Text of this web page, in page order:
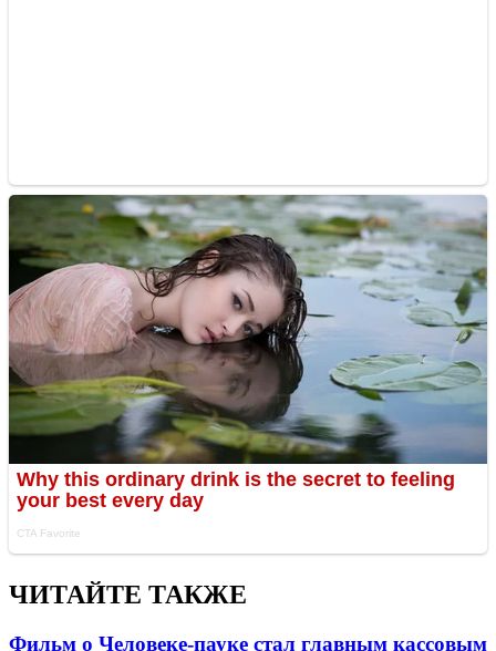
ЧИТАЙТЕ ТАКЖЕ
Фильм о Человеке-пауке стал главным кассовым